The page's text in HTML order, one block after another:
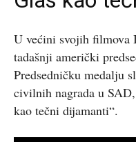
U većini svojih filmova
tadašnji američki
Predsedničku medalju
civilnih nagrada u
kao tečni dijamanti“.